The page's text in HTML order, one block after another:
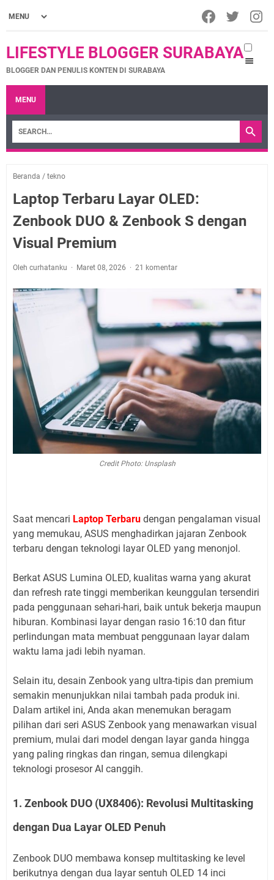
LIFESTYLE BLOGGER SURABAYA
BLOGGER DAN PENULIS KONTEN DI SURABAYA
MENU
Beranda / tekno
Laptop Terbaru Layar OLED:
Zenbook DUO & Zenbook S dengan
Visual Premium
Oleh curhatanku Maret 08, 2026 21 komentar
Credit Photo: Unsplash
Saat mencari Laptop Terbaru dengan pengalaman visual
yang memukau, ASUS menghadirkan jajaran Zenbook
terbaru dengan teknologi layar OLED yang menonjol.
Berkat ASUS Lumina OLED, kualitas warna yang akurat
dan refresh rate tinggi memberikan keunggulan tersendiri
pada penggunaan sehari-hari, baik untuk bekerja maupun
hiburan. Kombinasi layar dengan rasio 16:10 dan fitur
perlindungan mata membuat penggunaan layar dalam
waktu lama jadi lebih nyaman.
Selain itu, desain Zenbook yang ultra-tipis dan premium
semakin menunjukkan nilai tambah pada produk ini.
Dalam artikel ini, Anda akan menemukan beragam
pilihan dari seri ASUS Zenbook yang menawarkan visual
premium, mulai dari model dengan layar ganda hingga
yang paling ringkas dan ringan, semua dilengkapi
teknologi prosesor AI canggih.
1. Zenbook DUO (UX8406): Revolusi Multitasking
dengan Dua Layar OLED Penuh
Zenbook DUO membawa konsep multitasking ke level
berikutnya dengan dua layar sentuh OLED 14 inci